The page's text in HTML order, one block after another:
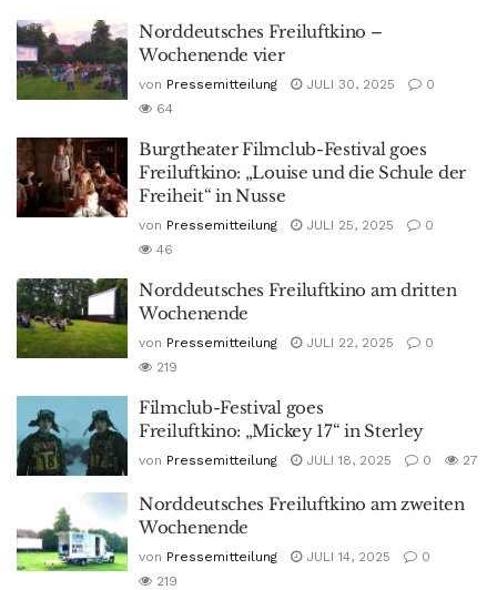
Norddeutsches Freiluftkino –
Wochenende vier
von Pressemitteilung JULI 30, 2025
0
64
Burgtheater Filmclub-Festival goes
Freiluftkino: „Louise und die Schule der
Freiheit“ in Nusse
von Pressemitteilung JULI 25, 2025
0
46
Norddeutsches Freiluftkino am dritten
Wochenende
von Pressemitteilung JULI 22, 2025
0
219
Filmclub-Festival goes
Freiluftkino: „Mickey 17“ in Sterley
von Pressemitteilung JULI 18, 2025 0 27
Norddeutsches Freiluftkino am zweiten
Wochenende
von Pressemitteilung JULI 14, 2025
0
219